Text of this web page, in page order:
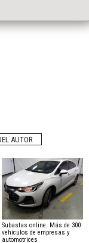
AUTOR
Subastas online. Más de 300
vehículos de empresas y
automotrices